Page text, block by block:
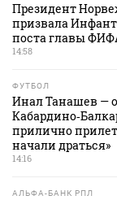
Президент
призвала
поста главы
14:58
ФУТБОЛ
Инал Танашев —
прилично
начали драться»
14:16
АЛЬФА-БАНК РПЛ